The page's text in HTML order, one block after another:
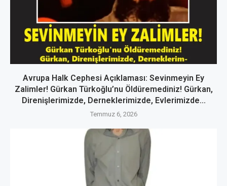
Avrupa Halk Cephesi Açıklaması: Sevinmeyin Ey
Zalimler! Gürkan Türkoğlu’nu Öldüremediniz! Gürkan,
Direnişlerimizde, Derneklerimizde, Evlerimizde...
Temmuz 6, 2026